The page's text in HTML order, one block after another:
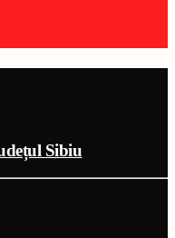
Sibiu